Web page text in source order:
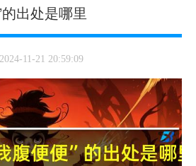
出处是哪里
2024-11-21 20:59:09